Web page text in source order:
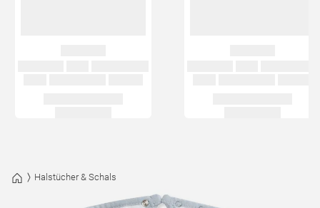
Halstücher & Schals